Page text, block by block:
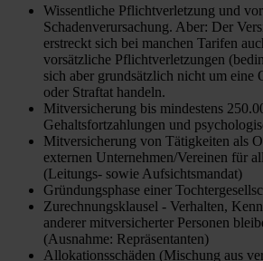
Wissentliche Pflichtverletzung und
Schadenverursachung. Aber: Der
erstreckt sich bei manchen Tarifen
vorsätzliche Pflichtverletzungen
sich aber grundsätzlich nicht um eine
oder Straftat handeln.
Mitversicherung bis mindestens
Gehaltsfortzahlungen und
Mitversicherung von Tätigkeiten als
externen Unternehmen/Vereinen für
(Leitungs- sowie Aufsichtsmandat)
Gründungsphase einer
Zurechnungsklausel - Verhalten,
anderer mitversicherter Personen
(Ausnahme: Repräsentanten)
Allokationsschäden (Mischung aus